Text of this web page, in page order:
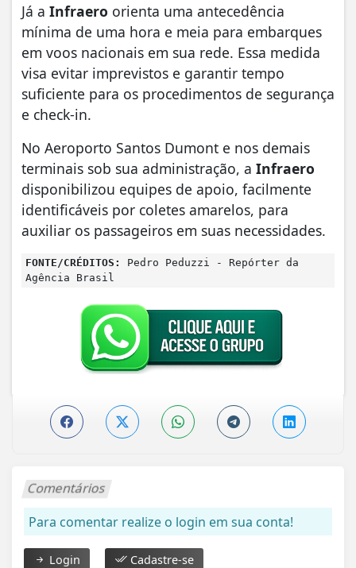
Já a Infraero orienta uma antecedência
mínima de uma hora e meia para embarques
em voos nacionais em sua rede. Essa medida
visa evitar imprevistos e garantir tempo
suficiente para os procedimentos de segurança
e check-in.
No Aeroporto Santos Dumont e nos demais
terminais sob sua administração, a Infraero
disponibilizou equipes de apoio, facilmente
identificáveis por coletes amarelos, para
auxiliar os passageiros em suas necessidades.
FONTE/CRÉDITOS:
Pedro Peduzzi - Repórter da
Agência Brasil
Comentários
Para comentar realize o login em sua conta!
Login Cadastre-se